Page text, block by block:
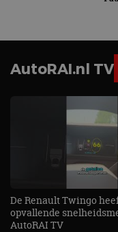
AutoRAI.nl TV
De Renault Twingo
opvallende
AutoRAI TV